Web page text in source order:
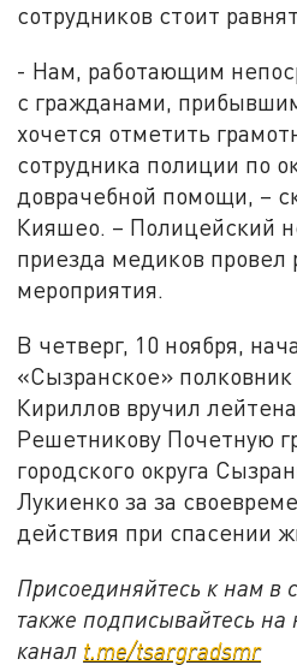
сотрудников стоит
- Нам, работающим
с гражданами,
хочется отметить
сотрудника полиции по
доврачебной помощи, –
Кияшео. – Полицейский
приезда медиков
мероприятия.
В четверг, 10 ноября,
«Сызранское»
Кириллов вручил
Решетникову Почетную
городского округа
Лукиенко за за
действия при спасении
Присоединяйтесь к нам в
также подписывайтесь на
канал t.me/tsargradsmr